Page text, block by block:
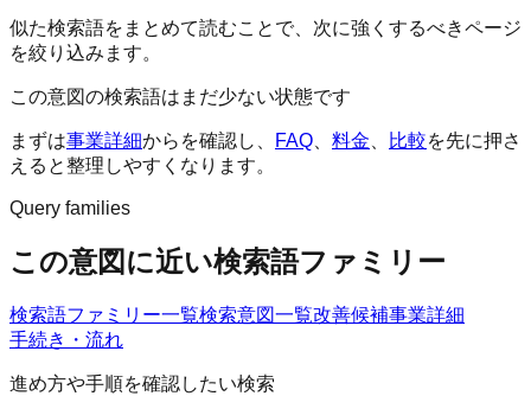
似た検索語をまとめて読むことで、次に強くするべきページ
を絞り込みます。
この意図の検索語はまだ少ない状態です
まずは事業詳細からを確認し、 FAQ 料金 比較を先に押さ
えると整理しやすくなります。
Query families
この意図に近い検索語ファミリー
検索語ファミリー一覧検索意図一覧改善候補事業詳細
手続き・流れ
進め方や手順を確認したい検索